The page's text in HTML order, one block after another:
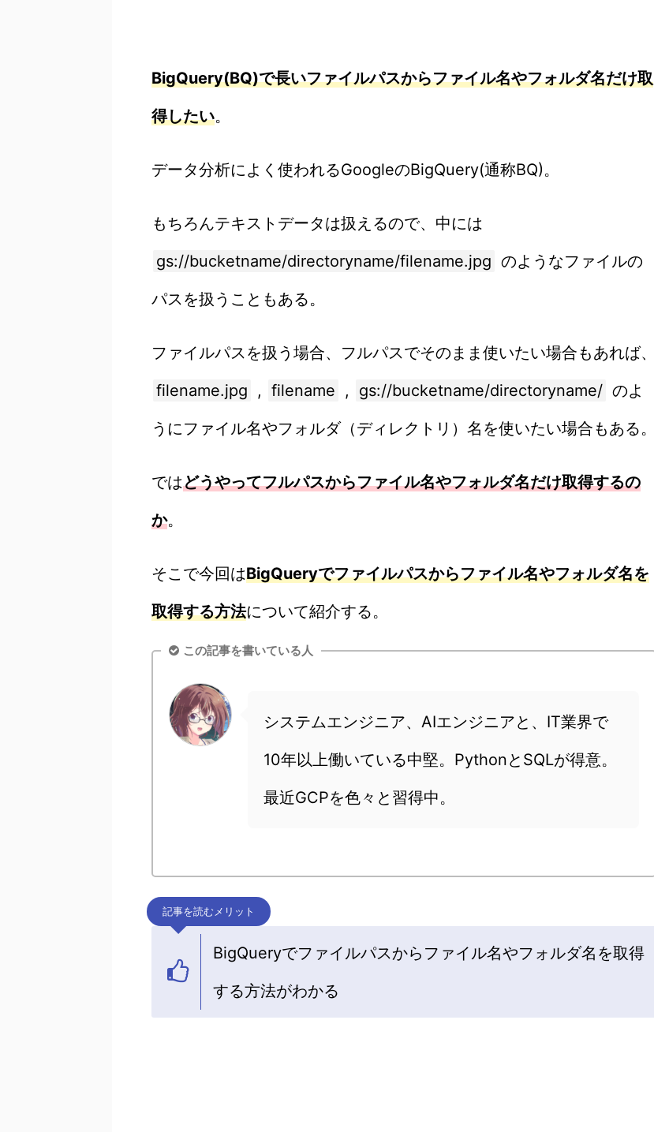
BigQuery(BQ)で長いファイルパスからファイル名やフォルダ名だけ取
得したい。
データ分析によく使われるGoogleのBigQuery(通称BQ)。
もちろんテキストデータは扱えるので、中には
gs://bucketname/directoryname/filename.jpg のようなファイルの
パスを扱うこともある。
ファイルパスを扱う場合、フルパスでそのまま使いたい場合もあれば、
filename.jpg
, filename , gs://bucketname/directoryname/ のよ
うにファイル名やフォルダ（ディレクトリ）名を使いたい場合もある。
ではどうやってフルパスからファイル名やフォルダ名だけ取得するの
か。
そこで今回はBigQueryでファイルパスからファイル名やフォルダ名を
取得する方法について紹介する。
この記事を書いている人
システムエンジニア、AIエンジニアと、IT業界で
10年以上働いている中堅。PythonとSQLが得意。
最近GCPを色々と習得中。
記事を読むメリット
BigQueryでファイルパスからファイル名やフォルダ名を取得
する方法がわかる